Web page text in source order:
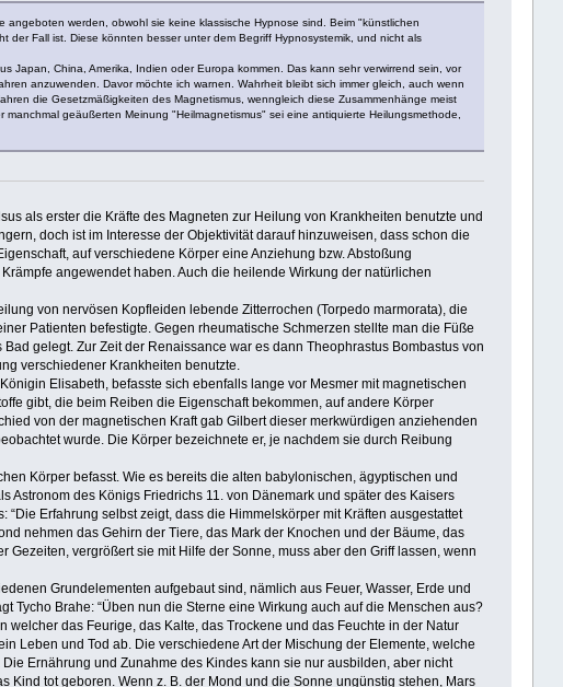
werden, obwohl sie keine klassische Hypnose sind. Beim "künstlichen
Fall ist. Diese könnten besser unter dem Begriff Hypnosystemik, und nicht als
China, Amerika, Indien oder Europa kommen. Das kann sehr verwirrend sein, vor
anzuwenden. Davor möchte ich warnen. Wahrheit bleibt sich immer gleich, auch wenn
die Gesetzmäßigkeiten des Magnetismus, wenngleich diese Zusammenhänge meist
geäußerten Meinung "Heilmagnetismus" sei eine antiquierte Heilungsmethode,
als erster die Kräfte des Magneten zur Heilung von Krankheiten benutzte und
doch ist im Interesse der Objektivität darauf hinzuweisen, dass schon die
auf verschiedene Körper eine Anziehung bzw. Abstoßung
angewendet haben. Auch die heilende Wirkung der natürlichen
von nervösen Kopfleiden lebende Zitterrochen (Torpedo marmorata), die
Patienten befestigte. Gegen rheumatische Schmerzen stellte man die Füße
gelegt. Zur Zeit der Renaissance war es dann Theophrastus Bombastus von
verschiedener Krankheiten benutzte.
Elisabeth, befasste sich ebenfalls lange vor Mesmer mit magnetischen
gibt, die beim Reiben die Eigenschaft bekommen, auf andere Körper
von der magnetischen Kraft gab Gilbert dieser merkwürdigen anziehenden
wurde. Die Körper bezeichnete er, je nachdem sie durch Reibung
Körper befasst. Wie es bereits die alten babylonischen, ägyptischen und
Astronom des Königs Friedrichs 11. von Dänemark und später des Kaisers
Erfahrung selbst zeigt, dass die Himmelskörper mit Kräften ausgestattet
nehmen das Gehirn der Tiere, das Mark der Knochen und der Bäume, das
vergrößert sie mit Hilfe der Sonne, muss aber den Griff lassen, wenn
Grundelementen aufgebaut sind, nämlich aus Feuer, Wasser, Erde und
Tycho Brahe: “Üben nun die Sterne eine Wirkung auch auf die Menschen aus?
das Feurige, das Kalte, das Trockene und das Feuchte in der Natur
Leben und Tod ab. Die verschiedene Art der Mischung der Elemente, welche
Ernährung und Zunahme des Kindes kann sie nur ausbilden, aber nicht
tot geboren. Wenn z. B. der Mond und die Sonne ungünstig stehen, Mars